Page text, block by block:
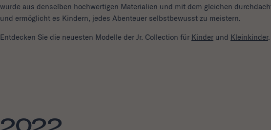
wurde aus denselben hochwertigen Materialien und mit dem gleichen
und ermöglicht es Kindern, jedes Abenteuer selbstbewusst zu meistern.
Entdecken Sie die neuesten Modelle der Jr. Collection für Kinder und Kleinkinder.